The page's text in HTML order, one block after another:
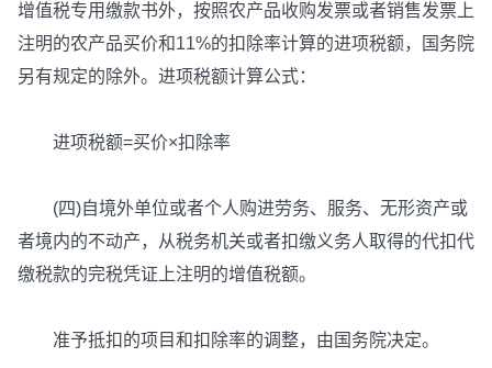
增值税专用缴款书外，按照农产品收购发票或者销售发票上
注明的农产品买价和11%的扣除率计算的进项税额，国务院
另有规定的除外。进项税额计算公式：
进项税额=买价×扣除率
(四)自境外单位或者个人购进劳务、服务、无形资产或
者境内的不动产，从税务机关或者扣缴义务人取得的代扣代
缴税款的完税凭证上注明的增值税额。
准予抵扣的项目和扣除率的调整，由国务院决定。